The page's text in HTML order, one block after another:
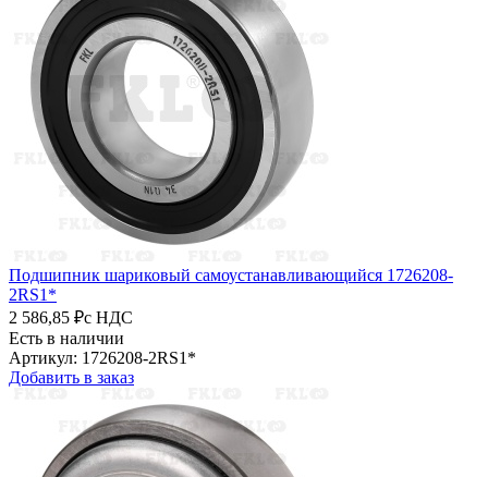
Подшипник шариковый самоустанавливающийся 1726208-
2RS1*
2 586,85 ₽с НДС
Есть в наличии
Артикул: 1726208-2RS1*
Добавить в заказ